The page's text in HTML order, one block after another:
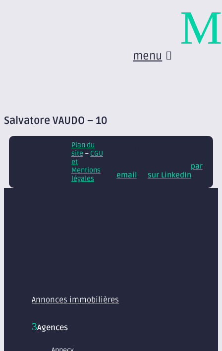
menu
Salvatore VAUDO – 10
Plan du
site – CGU
et
Mentions
légales
par
email
sur LinkedIn
Annonces immobilières
Agences
M